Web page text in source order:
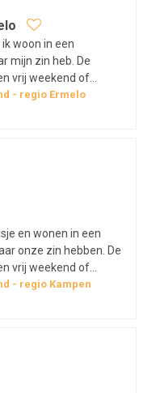
woon in een
mijn zin heb. De
vrij weekend of
ben vrolijk, ik speel
heb ik nodig: Een
regio Ermelo
en wonen in een
onze zin hebben. De
vrij weekend of
Wij zijn 15, 13 en 11
een heleboel
regio Kampen